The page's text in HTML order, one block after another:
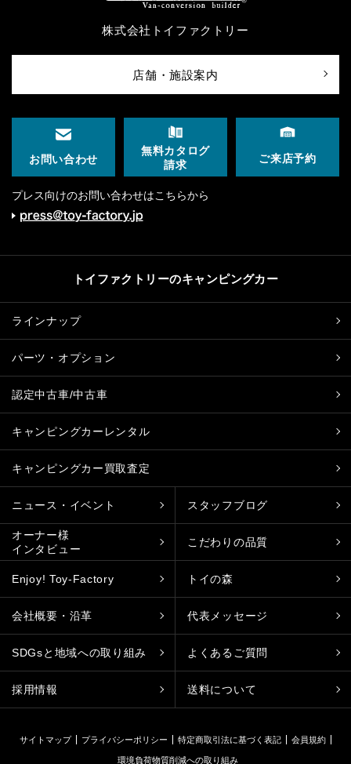
株式会社トイファクトリー
店舗・施設案内
お問い合わせ
無料カタログ
請求
ご来店予約
プレス向けのお問い合わせはこちらから
トイファクトリーのキャンピングカー
ラインナップ
パーツ・オプション
認定中古車/中古車
キャンピングカーレンタル
キャンピングカー買取査定
ニュース・イベント スタッフブログ
オーナー様
インタビュー
こだわりの品質
Enjoy! Toy-Factory トイの森
会社概要・沿革 代表メッセージ
SDGsと地域への取り組み よくあるご質問
採用情報 送料について
サイトマップ プライバシーポリシー 特定商取引法に基づく表記 会員規約
環境負荷物質削減への取り組み